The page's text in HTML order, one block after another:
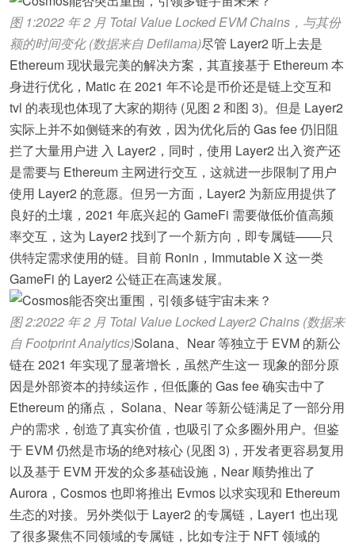
图 1:2022 年 2 月 Total Value Locked EVM Chains，与其份
额的时间变化 (数据来自 Defilama)尽管 Layer2 听上去是
Ethereum 现状最完美的解决方案，其直接基于 Ethereum 本
身进行优化，Matic 在 2021 年不论是币价还是链上交互和
tvl 的表现也体现了大家的期待 (见图 2 和图 3)。但是 Layer2
实际上并不如侧链来的有效，因为优化后的 Gas fee 仍旧阻
拦了大量用户进 入 Layer2，同时，使用 Layer2 出入资产还
是需要与 Ethereum 主网进行交互，这就进一步限制了用户
使用 Layer2 的意愿。但另一方面，Layer2 为新应用提供了
良好的土壤，2021 年底兴起的 GameFi 需要做低价值高频
率交互，这为 Layer2 找到了一个新方向，即专属链——只
供特定需求使用的链。目前 Ronin，Immutable X 这一类
GameFi 的 Layer2 公链正在高速发展。
图 2:2022 年 2 月 Total Value Locked Layer2 Chains (数据来
自 Footprint Analytics)Solana、Near 等独立于 EVM 的新公
链在 2021 年实现了显著增长，虽然产生这一 现象的部分原
因是外部资本的持续运作，但低廉的 Gas fee 确实击中了
Ethereum 的痛点， Solana、Near 等新公链满足了一部分用
户的需求，创造了真实价值，也吸引了众多圈外用户。但鉴
于 EVM 仍然是市场的绝对核心 (见图 3)，开发者更容易复用
以及基于 EVM 开发的众多基础设施，Near 顺势推出了
Aurora，Cosmos 也即将推出 Evmos 以求实现和 Ethereum
生态的对接。另外类似于 Layer2 的专属链，Layer1 也出现
了很多聚焦不同领域的专属链，比如专注于 NFT 领域的